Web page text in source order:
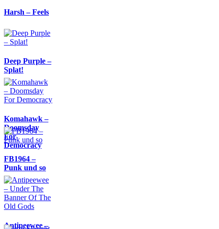
Harsh – Feels
Deep Purple –
Splat!
Komahawk –
Doomsday
For
Democracy
FB1964 –
Punk und so
Antipeewee –